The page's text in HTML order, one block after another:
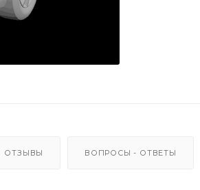
ОТЗЫВЫ ВОПРОСЫ - ОТВЕТЫ